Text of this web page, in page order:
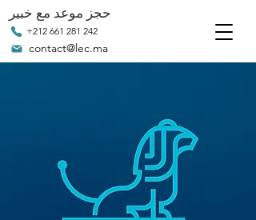
+212 661 281 242
contact@lec.ma
حجز موعد مع خبير